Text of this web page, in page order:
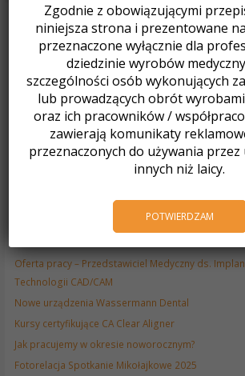
Aktualności
VITA EXCELLENCE AWARD 2027 – VITA ENAMIC
Tymczasowa zmiana w dostawach na terenie
Oferta pracy: Asystent Działu Sprzedaży
Wyprzedaż urządzeń firmy BEGO do metod
Ministar Black Edition – 100 lecie Scheu-Dental!
VITA VIONIC® BASE RESIN FLEX
Zestawy promocyjne RapidShape
Frezarka Roland DWX-53DC
Oferta pracy – Przedstawiciel Medyczny ds.
Technologii CAD/CAM
Nowe urządzenia Wassermann Dental
Kursy certyfikujące CA Clear Aligner
Jak pracujemy w okresie noworocznym?
Fotorelacja Spotkanie Mikołajkowe 2025
Zgodnie z obowiązującymi
niniejsza strona i prezentowane
przeznaczone wyłącznie dla
dziedzinie wyrobów
szczególności osób wykonujących
lub prowadzących obrót
oraz ich pracowników /
zawierają komunikaty
przeznaczonych do używania
innych niż laicy.
POTWIERDZAM